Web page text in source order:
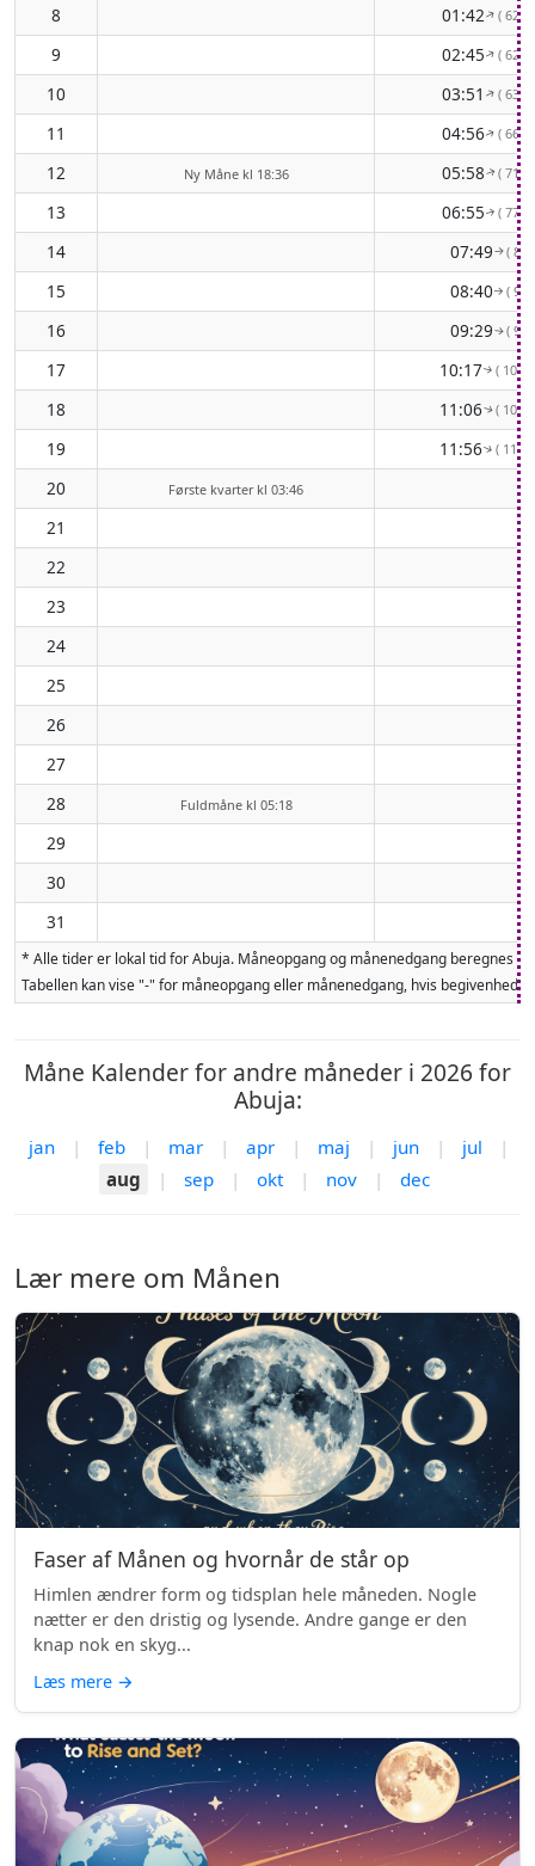
8 01:42↑( 62°
9 02:45↑( 62°
10 03:51 ↑( 63°
11 04:56↑( 66°
12 Ny Måne kl 18:36 05:58↑( 71°
13 06:55↑( 77°
14 07:49↑(
15 08:40↑ (
16 09:29↑(
17 10:17↑( 103°
18 11:06↑( 108°
19 11:56↑( 113°
20 Første kvarter kl 03:46
21
22
23
24
25
26
27
28
Fuldmåne kl 05:18
29
30
31
* Alle tider er lokal tid for Abuja. Måneopgang og månenedgang beregnes
Tabellen kan vise "-" for måneopgang eller månenedgang, hvis
Måne Kalender for andre måneder i 2026 for
Abuja:
jan | feb | mar | apr | maj | jun | jul
|
aug
| sep | okt | nov | dec
Lær mere om Månen
Faser af Månen og hvornår de står op
Himlen ændrer form og tidsplan hele måneden. Nogle
nætter er den dristig og lysende. Andre gange er den
knap nok en skyg...
Læs mere →